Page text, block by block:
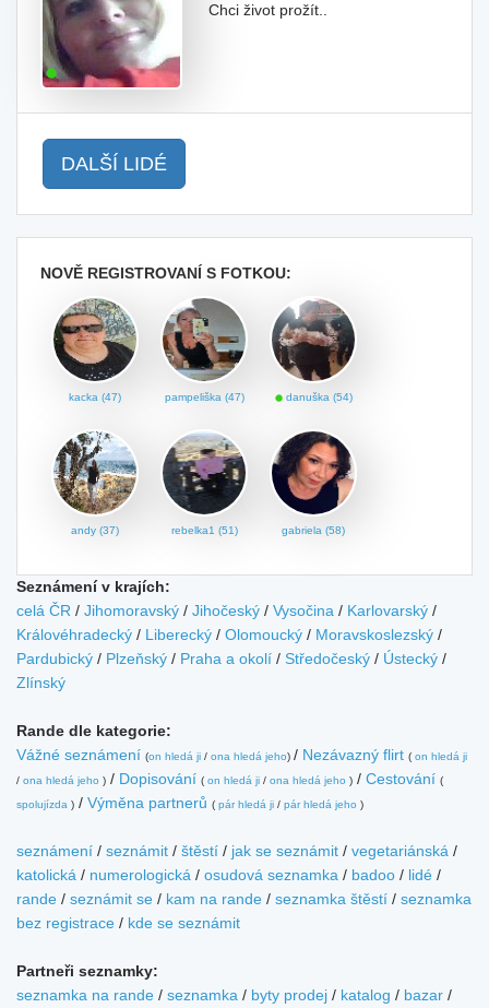
Chci život prožít..
DALŠÍ LIDÉ
NOVĚ REGISTROVANÍ S FOTKOU:
kacka (47) pampeliška (47) danuška (54)
andy (37) rebelka1 (51) gabriela (58)
Seznámení v krajích:
celá ČR / Jihomoravský / Jihočeský / Vysočina / Karlovarský /
Královéhradecký / Liberecký / Olomoucký / Moravskoslezský /
Pardubický / Plzeňský / Praha a okolí / Středočeský / Ústecký /
Zlínský
Rande dle kategorie:
Vážné seznámení (on hledá ji / ona hledá jeho) / Nezávazný flirt ( on hledá ji
/ ona hledá jeho ) / Dopisování ( on hledá ji / ona hledá jeho ) / Cestování (
spolujízda ) / Výměna partnerů ( pár hledá ji / pár hledá jeho )
seznámení / seznámit / štěstí / jak se seznámit / vegetariánská /
katolická / numerologická / osudová seznamka / badoo / lidé /
rande / seznámit se / kam na rande / seznamka štěstí / seznamka
bez registrace / kde se seznámit
Partneři seznamky:
seznamka na rande / seznamka / byty prodej / katalog / bazar /